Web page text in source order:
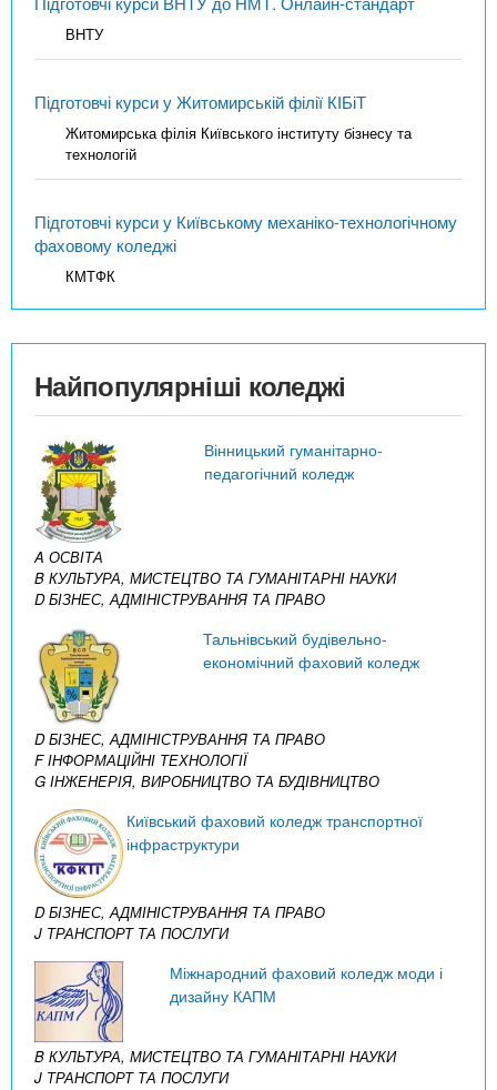
ВНТУ
Підготовчі курси у Житомирській філії КІБіТ
Житомирська філія Київського інституту бізнесу та
технологій
Підготовчі курси у Київському механіко-технологічному
фаховому коледжі
КМТФК
Найпопулярніші коледжі
Вінницький гуманітарно-
педагогічний коледж
A ОСВІТА
B КУЛЬТУРА, МИСТЕЦТВО ТА ГУМАНІТАРНІ НАУКИ
D БІЗНЕС, АДМІНІСТРУВАННЯ ТА ПРАВО
Тальнівський будівельно-
економічний фаховий коледж
D БІЗНЕС, АДМІНІСТРУВАННЯ ТА ПРАВО
F ІНФОРМАЦІЙНІ ТЕХНОЛОГІЇ
G ІНЖЕНЕРІЯ, ВИРОБНИЦТВО ТА БУДІВНИЦТВО
Київський фаховий коледж транспортної
інфраструктури
D БІЗНЕС, АДМІНІСТРУВАННЯ ТА ПРАВО
J ТРАНСПОРТ ТА ПОСЛУГИ
Міжнародний фаховий коледж моди і
дизайну КАПМ
B КУЛЬТУРА, МИСТЕЦТВО ТА ГУМАНІТАРНІ НАУКИ
J ТРАНСПОРТ ТА ПОСЛУГИ